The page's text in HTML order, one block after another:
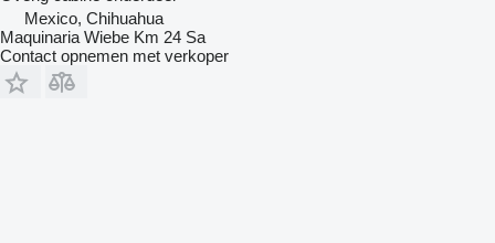
Mexico, Chihuahua
Maquinaria Wiebe Km 24 Sa
Contact opnemen met verkoper